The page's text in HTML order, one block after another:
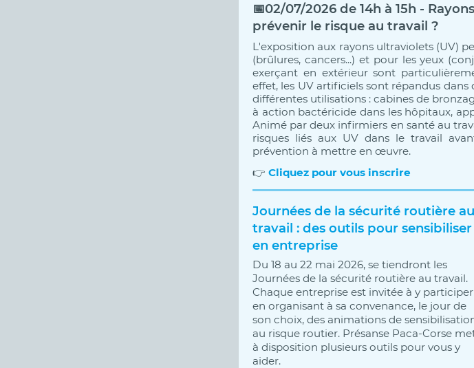
📅02/07/2026 de 14h à 15h -
prévenir le risque au travail ?
L'exposition aux rayons ultraviolets (UV)
(brûlures, cancers...) et pour les yeux
exerçant en extérieur sont
effet, les UV artificiels sont répandus dans
différentes utilisations : cabines de
à action bactéricide dans les hôpitaux,
Animé par deux infirmiers en santé au
risques liés aux UV dans le travail
prévention à mettre en œuvre.
👉 Cliquez pour vous inscrire
Journées de la sécurité routière au
travail : des outils pour sensibiliser
en entreprise
Du 18 au 22 mai 2026, se tiendront les
Journées de la sécurité routière au travail.
Chaque entreprise est invitée à y participer
en organisant à sa convenance, le jour de
son choix, des animations de
au risque routier. Présanse Paca-Corse
à disposition plusieurs outils pour vous y
aider.